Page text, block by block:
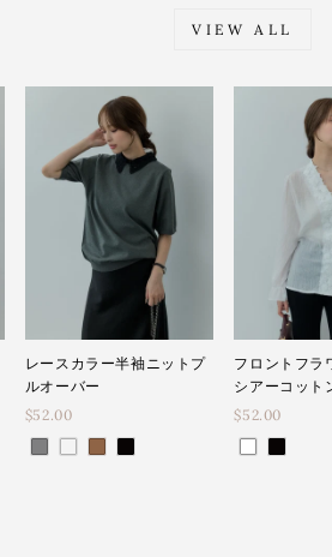
VIEW ALL
レースカラー半袖ニットプ
ルオーバー
$52.00
フロントフラ
シアーコット
$52.00